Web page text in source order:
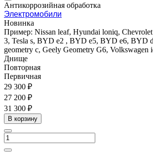
Антикоррозийная обработка
Электромобили
Новинка
Пример: Nissan leaf, Hyundai loniq,
3, Tesla s, BYD e2 , BYD e5, BYD e6, BYD
geometry c, Geely Geometry G6, Volkswagen
Днище
Повторная
Первичная
29 300 ₽
27 200 ₽
31 300 ₽
В корзину